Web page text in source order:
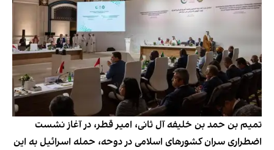
تمیم بن حمد بن خلیفه آل ثانی، امیر قطر، در آغاز نشست
اضطراری سران کشورهای اسلامی در دوحه، حمله اسرائیل به این